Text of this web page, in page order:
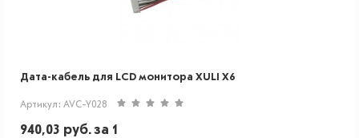
Дата-кабель для LCD монитора XULI X6
Артикул: AVC-Y028
940,03 руб.за 1